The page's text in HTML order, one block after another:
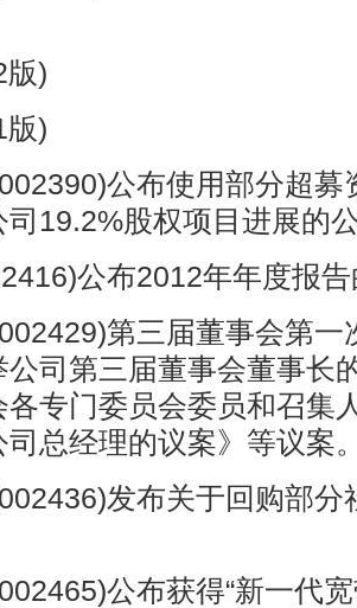
版)
版)
公布使用部分超募
19.2%股权项目进展的
公布2012年年度报
第三届董事会第一
公司第三届董事会董事长
专门委员会委员和召集
司总经理的议案》等议案
发布关于回购部分
公布获得“新一代